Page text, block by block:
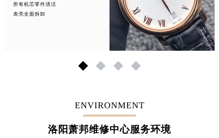
所有机芯零件清洁
表壳全面拆卸
1 2 3 4
ENVIRONMENT
洛阳萧邦维修中心服务环境